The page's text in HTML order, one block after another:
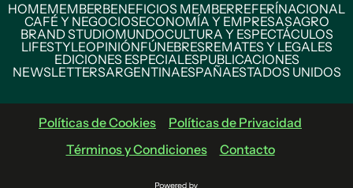
HOMEMEMBERBENEFICIOS MEMBERREFERÍNACIONAL
CAFÉ Y NEGOCIOSECONOMÍA Y EMPRESASAGRO
BRAND STUDIOMUNDOCULTURA Y ESPECTÁCULOS
LIFESTYLEOPINIÓNFÚNEBRESREMATES Y LEGALES
EDICIONES ESPECIALESPUBLICACIONES
NEWSLETTERSARGENTINAESPAÑAESTADOS UNIDOS
Políticas de Cookies
Políticas de Privacidad
Términos y Condiciones
Contacto